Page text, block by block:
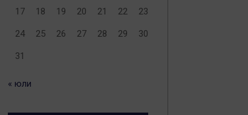
17 18 19 20 21 22 23
24 25 26 27 28 29 30
31
« юли